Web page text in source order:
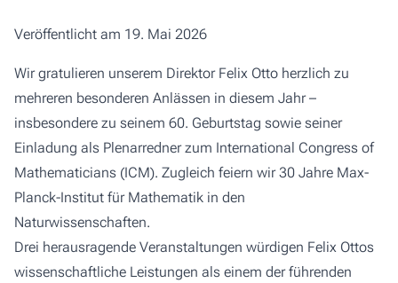
Veröffentlicht am 19. Mai 2026
Wir gratulieren unserem Direktor Felix Otto herzlich zu
mehreren besonderen Anlässen in diesem Jahr –
insbesondere zu seinem 60. Geburtstag sowie seiner
Einladung als Plenarredner zum International Congress of
Mathematicians (ICM). Zugleich feiern wir 30 Jahre Max-
Planck-Institut für Mathematik in den
Naturwissenschaften.
Drei herausragende Veranstaltungen würdigen Felix Ottos
wissenschaftliche Leistungen als einem der führenden